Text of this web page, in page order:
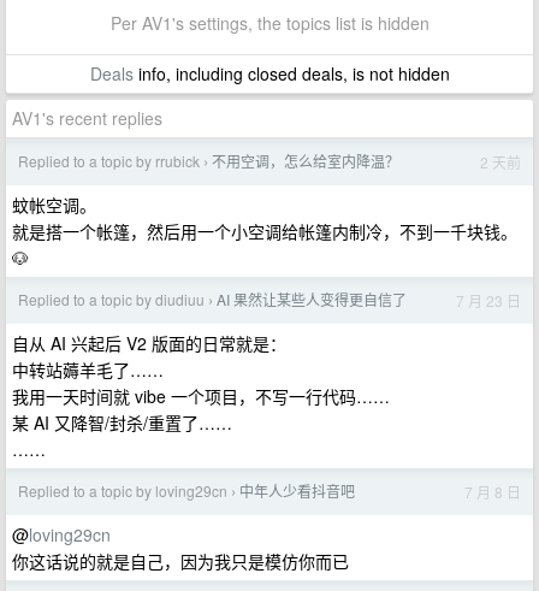
Per AV1's settings, the topics list is hidden
Dealsinfo, including closed deals, is not hidden
AV1's recent replies
Replied to a topic by rrubick › 不用空调，怎么给室内降温？ 2 天前
蚊帐空调。
就是搭一个帐篷，然后用一个小空调给帐篷内制冷，不到一千块钱。
🐶
Replied to a topic by diudiuu › AI 果然让某些人变得更自信了 7 月 23 日
自从 AI 兴起后 V2 版面的日常就是：
中转站薅羊毛了……
我用一天时间就 vibe 一个项目，不写一行代码……
某 AI 又降智/封杀/重置了……
……
Replied to a topic by loving29cn › 中年人少看抖音吧 7 月 8 日
@loving29cn
你这话说的就是自己，因为我只是模仿你而已